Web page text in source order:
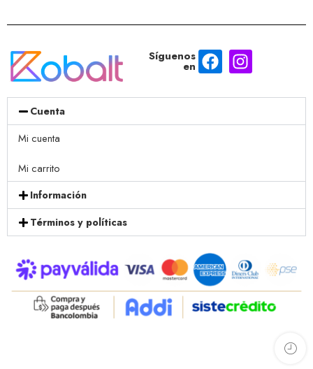
Síguenos
en
Cuenta
Mi cuenta
Mi carrito
Información
Términos y políticas